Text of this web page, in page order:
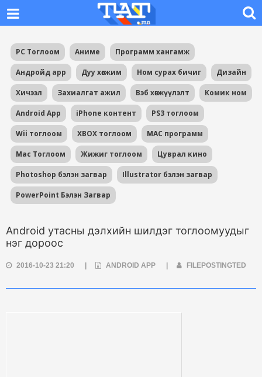
PC Тоглоом Аниме Программ хангамж
Андройд app Дуу хөгжим Ном сурах бичиг Дизайн
Хичээл Захиалгат ажил Вэб хөгжүүлэлт Комик ном
Android App iPhone контент PS3 тоглоом
Wii тоглоом XBOX тоглоом MAC программ
Mac Тоглоом Жижиг тоглоом Цуврал кино
Photoshop бэлэн загвар Illustrator бэлэн загвар
PowerPoint Бэлэн Загвар
Android утасны дэлхийн шилдэг тоглоомуудыг
нэг дороос
2016-10-23 21:20 ANDROID APP FILEPOSTINGTED